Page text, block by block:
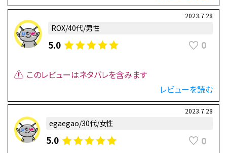
2023.7.28
ROX/40代/男性
5.0 0
このレビューはネタバレを含みます
レビューを読む
2023.7.28
egaegao/30代/女性
5.0 0